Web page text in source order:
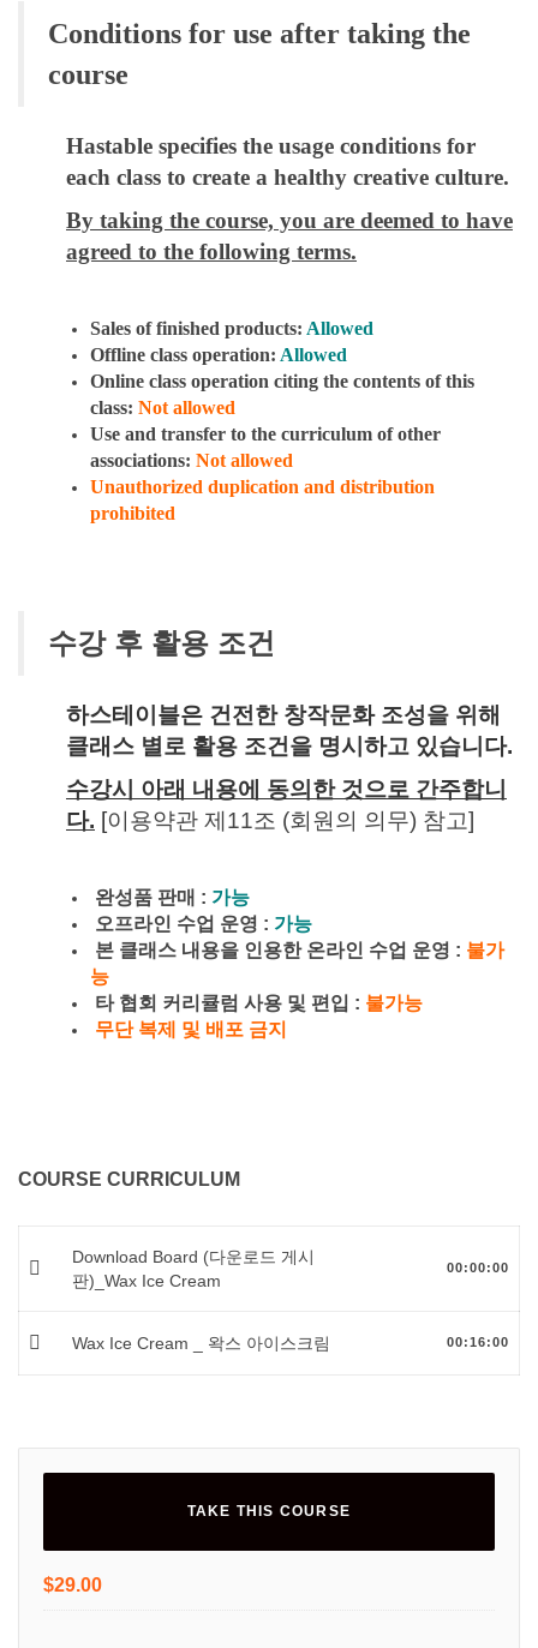
Conditions for use after taking the
course
Hastable specifies the usage conditions for
each class to create a healthy creative culture.
By taking the course, you are deemed to have
agreed to the following terms.
Sales of finished products: Allowed
Offline class operation: Allowed
Online class operation citing the contents of this
class: Not allowed
Use and transfer to the curriculum of other
associations: Not allowed
Unauthorized duplication and distribution
prohibited
수강 후 활용 조건
하스테이블은 건전한 창작문화 조성을 위해
클래스 별로 활용 조건을 명시하고 있습니다.
수강시 아래 내용에 동의한 것으로 간주합니
다. [이용약관 제11조 (회원의 의무) 참고]
완성품 판매 : 가능
오프라인 수업 운영 : 가능
본 클래스 내용을 인용한 온라인 수업 운영 : 불가
능
타 협회 커리큘럼 사용 및 편입 : 불가능
무단 복제 및 배포 금지
COURSE CURRICULUM
Download Board (다운로드 게시
판)_Wax Ice Cream
00:00:00
Wax Ice Cream _ 왁스 아이스크림 00:16:00
TAKE THIS COURSE
$29.00